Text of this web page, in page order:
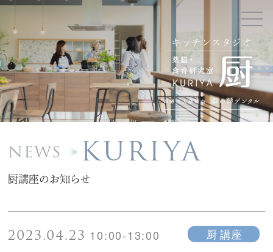
キッチンスタジオ
NEWS KURIYA
厨講座のお知らせ
2023.04.23 10:00-13:00 厨 講座